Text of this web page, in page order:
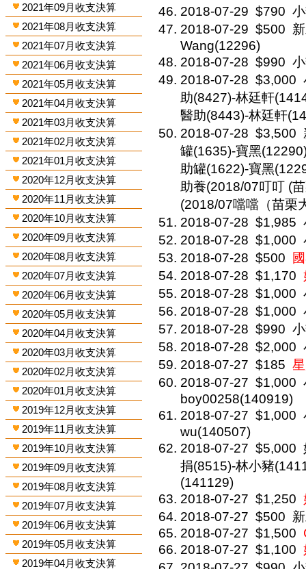
2021年09月收支決算
2021年08月收支決算
2021年07月收支決算
2021年06月收支決算
2021年05月收支決算
2021年04月收支決算
2021年03月收支決算
2021年02月收支決算
2021年01月收支決算
2020年12月收支決算
2020年11月收支決算
2020年10月收支決算
2020年09月收支決算
2020年08月收支決算
2020年07月收支決算
2020年06月收支決算
2020年05月收支決算
2020年04月收支決算
2020年03月收支決算
2020年02月收支決算
2020年01月收支決算
2019年12月收支決算
2019年11月收支決算
2019年10月收支決算
2019年09月收支決算
2019年08月收支決算
2019年07月收支決算
2019年06月收支決算
2019年05月收支決算
2019年04月收支決算
2018-07-29 $790
2018-07-29 $500
Wang(12296)
2018-07-28 $990
2018-07-28 $3,000
助(8427)-林廷軒
醫助(8443)-林廷軒
2018-07-28 $3,500
罐(1635)-寶黑
助罐(1622)-寶黑
助養(2018/07叮叮 (
(2018/07噹噹（苗栗
2018-07-28 $1,985
2018-07-28 $1,000
2018-07-28 $500
2018-07-28 $1,170
2018-07-28 $1,000
2018-07-28 $1,000
2018-07-28 $990
2018-07-28 $2,000
2018-07-27 $185
2018-07-27 $1,000
boy00258(140919)
2018-07-27 $1,000
wu(140507)
2018-07-27 $5,000
捐(8515)-林小豬
(141129)
2018-07-27 $1,250
2018-07-27 $500
2018-07-27 $1,500
2018-07-27 $1,100